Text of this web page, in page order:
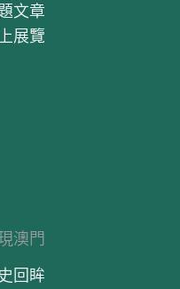
文章
展覽
澳門
回眸